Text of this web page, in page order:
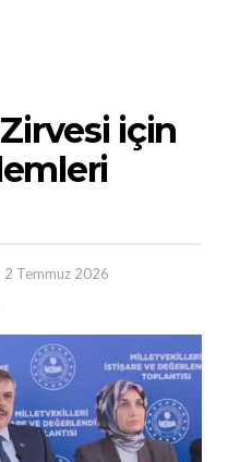
için
2 Temmuz 2026